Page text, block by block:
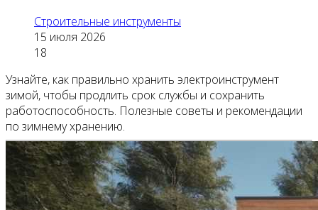
Строительные инструменты
15 июля 2026
18
Узнайте, как правильно хранить электроинструмент
зимой, чтобы продлить срок службы и сохранить
работоспособность. Полезные советы и рекомендации
по зимнему хранению.